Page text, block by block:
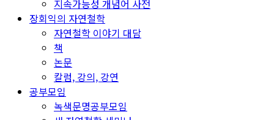
지속가능성 개념어 사전
장회익의 자연철학
자연철학 이야기 대담
책
논문
칼럼, 강의, 강연
공부모임
녹색문명공부모임